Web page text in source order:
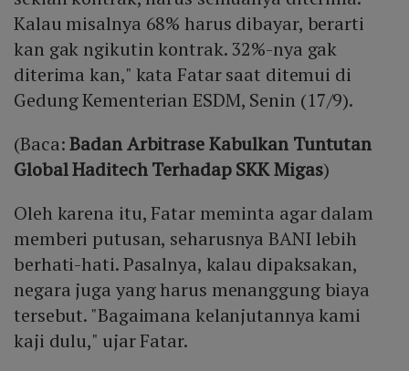
Kalau misalnya 68% harus dibayar, berarti
kan gak ngikutin kontrak. 32%-nya gak
diterima kan," kata Fatar saat ditemui di
Gedung Kementerian ESDM, Senin (17/9).
(Baca:Badan Arbitrase Kabulkan Tuntutan
Global Haditech Terhadap SKK Migas)
Oleh karena itu, Fatar meminta agar dalam
memberi putusan, seharusnya BANI lebih
berhati-hati. Pasalnya, kalau dipaksakan,
negara juga yang harus menanggung biaya
tersebut. "Bagaimana kelanjutannya kami
kaji dulu," ujar Fatar.